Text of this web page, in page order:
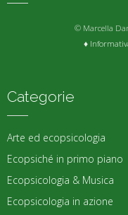
© Marcella
♦
Categorie
Arte ed ecopsicologia
Ecopsiché in primo piano
Ecopsicologia & Musica
Ecopsicologia in azione